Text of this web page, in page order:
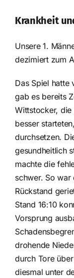
Krankheit
Unsere 1.
dezimiert zum
Das Spiel hatte
gab es bereits
Wittstocker,
besser
durchsetzen.
gesundheitlich
machte die
schwer. So
Rückstand
Stand 16:10
Vorsprung
drohende
durch Tore
diesmal unter